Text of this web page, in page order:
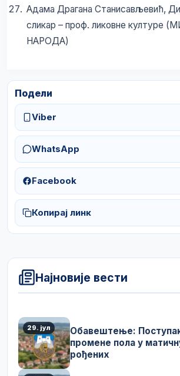
Адама Драгана Станисављевић,
сликар – проф. ликовне културе
НАРОДА)
Подели
Viber
WhatsApp
Facebook
Копирај линк
Најновије вести
29. јул
Обавештење:
промене пола у
рођених